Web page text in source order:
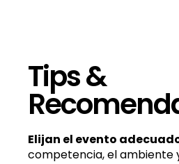
Tips &
Elijan el evento
competencia, el ambiente